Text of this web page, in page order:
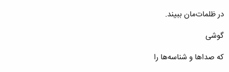
در ظلمات‌مان ببيند.
گوشی
که صداها و شناسه‌ها را